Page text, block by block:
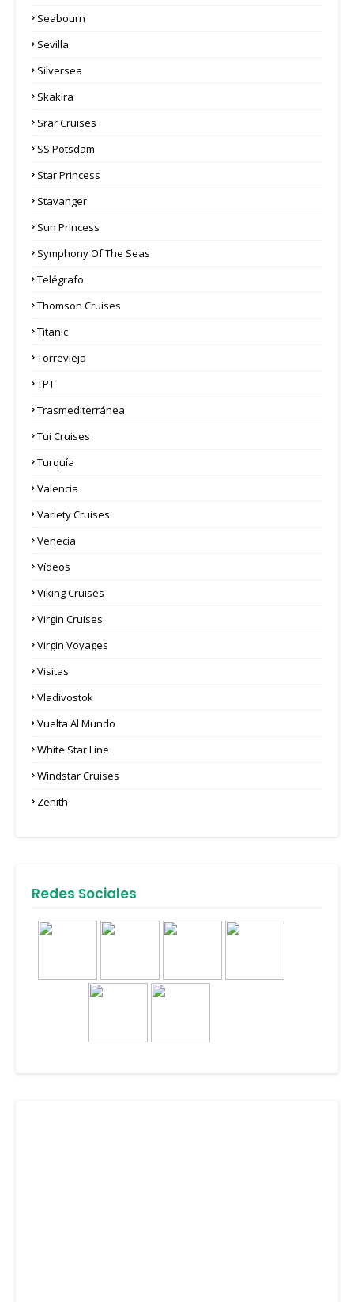
Seabourn
Sevilla
Silversea
Skakira
Srar Cruises
SS Potsdam
Star Princess
Stavanger
Sun Princess
Symphony Of The Seas
Telégrafo
Thomson Cruises
Titanic
Torrevieja
TPT
Trasmediterránea
Tui Cruises
Turquía
Valencia
Variety Cruises
Venecia
Vídeos
Viking Cruises
Virgin Cruises
Virgin Voyages
Visitas
Vladivostok
Vuelta Al Mundo
White Star Line
Windstar Cruises
Zenith
Redes Sociales